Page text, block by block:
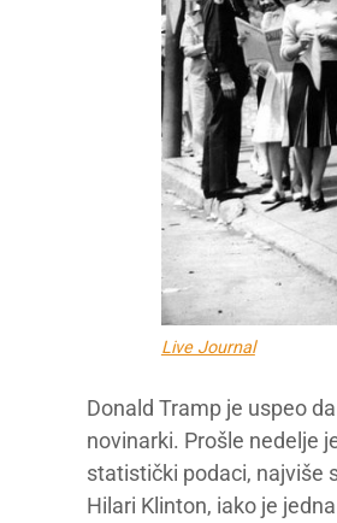
Live Journal
Donald Tramp je uspeo
novinarki. Prošle nedelje
statistički podaci, najviše
Hilari Klinton, iako je